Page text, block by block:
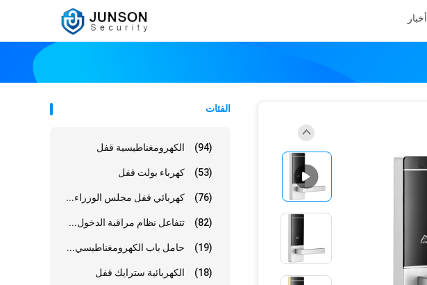
أخبار
الفئات
الكهرومغناطيسية قفل (94)
كهرباء بولت قفل (53)
كهربائي قفل مجلس الوزراء... (76)
تتفاعل نظام مراقبة الدخول... (82)
حامل باب الكهرومغناطيسي... (19)
الكهربائية سترايك قفل (18)